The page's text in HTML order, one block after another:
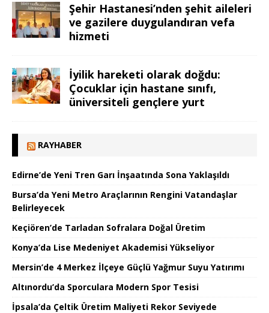
Şehir Hastanesi’nden şehit aileleri
ve gazilere duygulandıran vefa
hizmeti
İyilik hareketi olarak doğdu:
Çocuklar için hastane sınıfı,
üniversiteli gençlere yurt
RAYHABER
Edirne’de Yeni Tren Garı İnşaatında Sona Yaklaşıldı
Bursa’da Yeni Metro Araçlarının Rengini Vatandaşlar
Belirleyecek
Keçiören’de Tarladan Sofralara Doğal Üretim
Konya’da Lise Medeniyet Akademisi Yükseliyor
Mersin’de 4 Merkez İlçeye Güçlü Yağmur Suyu Yatırımı
Altınordu’da Sporculara Modern Spor Tesisi
İpsala’da Çeltik Üretim Maliyeti Rekor Seviyede